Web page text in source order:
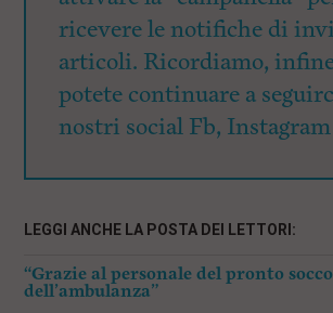
ricevere le notifiche di
articoli. Ricordiamo,
potete continuare a
nostri social Fb, Instagram
LEGGI ANCHE LA POSTA DEI LETTORI:
“Grazie al personale del pronto
dell’ambulanza”